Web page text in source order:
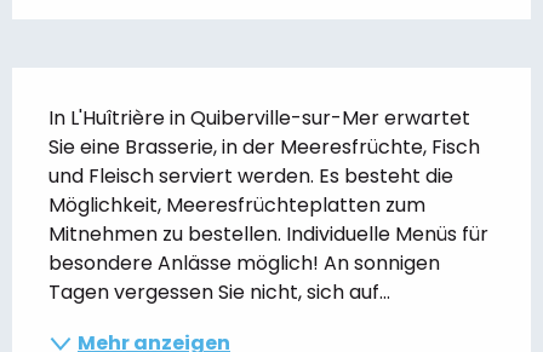
In L'Huîtrière in Quiberville-sur-Mer erwartet
Sie eine Brasserie, in der Meeresfrüchte, Fisch
und Fleisch serviert werden. Es besteht die
Möglichkeit, Meeresfrüchteplatten zum
Mitnehmen zu bestellen. Individuelle Menüs für
besondere Anlässe möglich! An sonnigen
Tagen vergessen Sie nicht, sich auf...
Mehr anzeigen